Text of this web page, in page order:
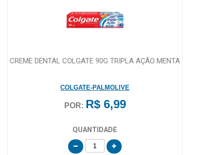
CREME DENTAL COLGATE 90G TRIPLA AÇÃO MENTA
COLGATE-PALMOLIVE
POR: R$ 6,99
QUANTIDADE